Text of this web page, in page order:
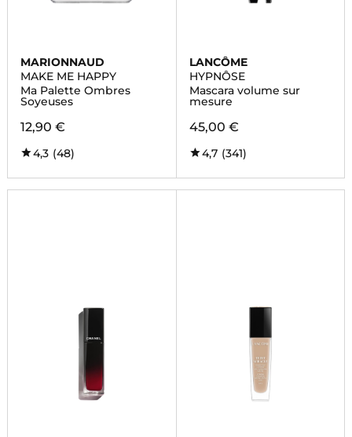
MARIONNAUD
MAKE ME HAPPY
Ma Palette Ombres
Soyeuses
12,90 €
4,3 (48)
LANCÔME
HYPNÔSE
Mascara volume sur
mesure
45,00 €
4,7 (341)